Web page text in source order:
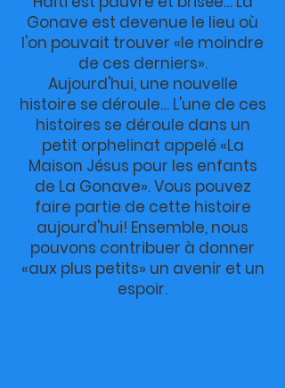
Gonave est devenue le lieu où
l'on pouvait trouver «le moindre
de ces derniers».
Aujourd'hui, une nouvelle
histoire se déroule… L'une de ces
histoires se déroule dans un
petit orphelinat appelé «La
Maison Jésus pour les enfants
de La Gonave». Vous pouvez
faire partie de cette histoire
aujourd'hui! Ensemble, nous
pouvons contribuer à donner
«aux plus petits» un avenir et un
espoir.